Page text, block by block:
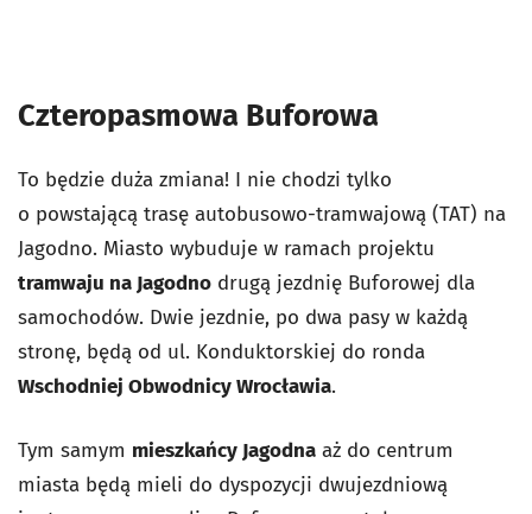
Czteropasmowa Buforowa
To będzie duża zmiana! I nie chodzi tylko
o powstającą trasę autobusowo-tramwajową (TAT) na
Jagodno. Miasto wybuduje w ramach projektu
tramwaju na Jagodno drugą jezdnię Buforowej dla
samochodów. Dwie jezdnie, po dwa pasy w każdą
stronę, będą od ul. Konduktorskiej do ronda
Wschodniej Obwodnicy Wrocławia.
Tym samym mieszkańcy Jagodna aż do centrum
miasta będą mieli do dyspozycji dwujezdniową